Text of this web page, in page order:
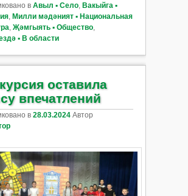
в Авыл ▪ Село, Вакыйга ▪
, Милли мәдәният ▪ Национальная
Җәмгыять ▪ Общество,
▪ В области
оставила
впечатлений
в 28.03.2024 Автор